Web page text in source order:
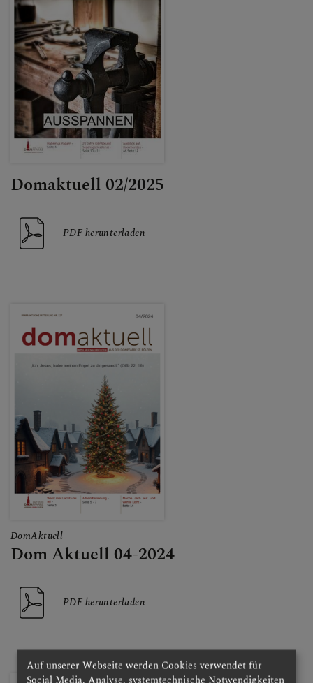
Domaktuell 02/2025
PDF herunterladen
DomAktuell
Dom Aktuell 04-2024
PDF herunterladen
Auf unserer Webseite werden Cookies verwendet für